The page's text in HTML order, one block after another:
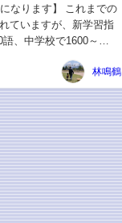
なります】 これまでの
ていますが、新学習指
、中学校で1600～
林鳴鶴